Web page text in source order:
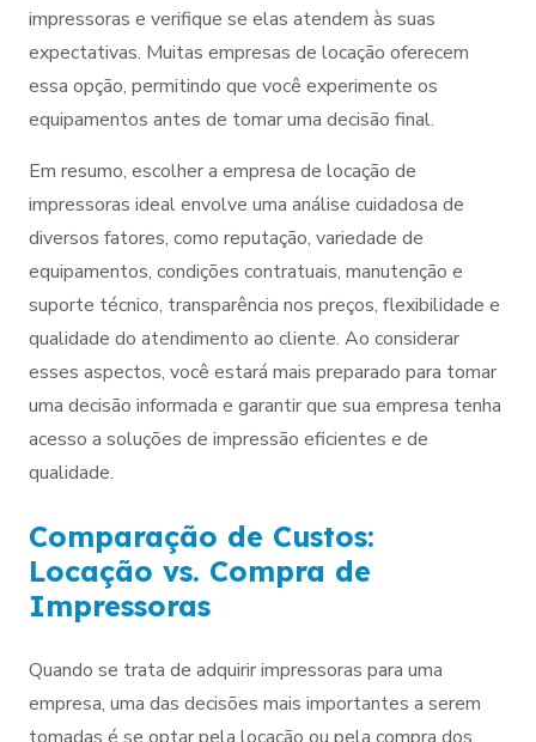
impressoras e verifique se elas atendem às suas
expectativas. Muitas empresas de locação oferecem
essa opção, permitindo que você experimente os
equipamentos antes de tomar uma decisão final.
Em resumo, escolher a empresa de locação de
impressoras ideal envolve uma análise cuidadosa de
diversos fatores, como reputação, variedade de
equipamentos, condições contratuais, manutenção e
suporte técnico, transparência nos preços, flexibilidade e
qualidade do atendimento ao cliente. Ao considerar
esses aspectos, você estará mais preparado para tomar
uma decisão informada e garantir que sua empresa tenha
acesso a soluções de impressão eficientes e de
qualidade.
Comparação de Custos:
Locação vs. Compra de
Impressoras
Quando se trata de adquirir impressoras para uma
empresa, uma das decisões mais importantes a serem